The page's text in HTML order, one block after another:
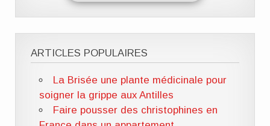
ARTICLES POPULAIRES
La Brisée une plante médicinale pour
soigner la grippe aux Antilles
Faire pousser des christophines en